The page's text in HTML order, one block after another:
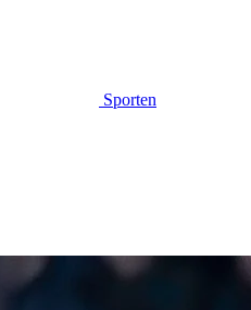
Sporten